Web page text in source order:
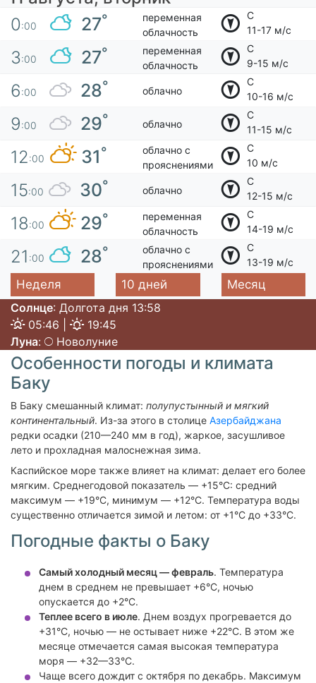
0:00 27°
переменная
облачность
С
11-17 м/с
3:00 27°
переменная
облачность
С
9-15 м/с
6:00 28° облачно
С
10-16 м/с
9:00 29° облачно
С
11-15 м/с
12:00 31°
облачно с
прояснениями
С
10 м/с
15:00 30° облачно
С
12-15 м/с
18:00 29°
переменная
облачность
С
14-19 м/с
21 :00 28°
облачно с
прояснениями
С
13-19 м/с
Неделя 10 дней
Месяц
Солнце: Долгота дня 13:58
05:46 |
19:45
Луна: Новолуние
Особенности погоды и климата
Баку
В Баку смешанный климат: полупустынный и мягкий
континентальный. Из-за этого в столице Азербайджана
редки осадки (210—240 мм в год), жаркое, засушливое
лето и прохладная малоснежная зима.
Каспийское море также влияет на климат: делает его более
мягким. Среднегодовой показатель — +15°C: средний
максимум — +19°C, минимум — +12°C. Температура воды
существенно отличается зимой и летом: от +1°C до +33°C.
Погодные факты о Баку
Самый холодный месяц — февраль. Температура
днем в среднем не превышает +6°C, ночью
опускается до +2°C.
Теплее всего в июле. Днем воздух прогревается до
+31°C, ночью — не остывает ниже +22°C. В этом же
месяце отмечается самая высокая температура
моря — +32—33°C.
Чаще всего дождит с октября по декабрь. Максимум